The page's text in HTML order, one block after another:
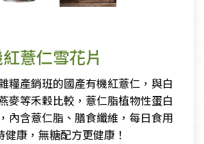
薏仁雪花片
糧產銷班的國產有機紅薏仁，與白
麥等禾穀比較，薏仁脂植物性蛋白
內含薏仁脂、膳食纖維，每日食用
康，無糖配方更健康！